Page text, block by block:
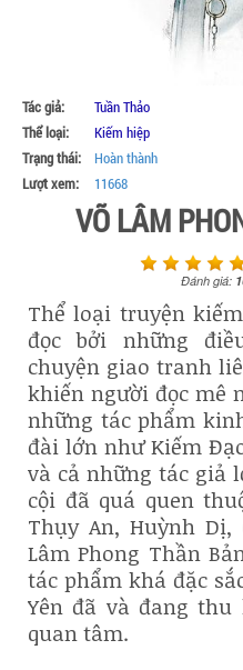
Tác giả:
Tuần Thảo
Thể loại:
Kiếm hiệp
Trạng thái:
Hoàn thành
Lượt xem:
11668
VÕ LÂM
Đánh giá:
Thể loại truyện
đọc bởi những
chuyện giao tranh
khiến người đọc mê
những tác phẩm
đài lớn như Kiếm
và cả những tác giả
cội đã quá quen
Thụy An, Huỳnh Dị,
Lâm Phong Thần
tác phẩm khá đặc
Yên đã và đang
quan tâm.